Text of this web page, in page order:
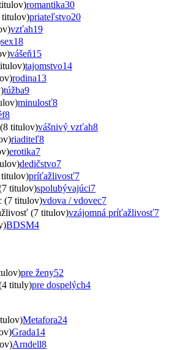
romantika30
titulov)priateľstvo20
vzťah19
sex18
vášeň15
tajomstvo14
rodina13
túžba9
minulosť8
8
titulov)vášnivý vzťah8
riaditeľ8
erotika7
dedičstvo7
príťažlivosť7
titulov)spolubývajúci7
(7 titulov)vdova / vdovec7
(7 titulov)vzájomná príťažlivosť7
BDSM4
pre ženy52
tituly)pre dospelých4
Metafora24
Grada14
Arndell8